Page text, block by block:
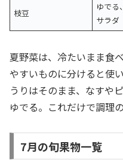
枝豆
ゆでる
サラダ
夏野菜は、冷たいまま食
やすいものに分けると使
うりはそのまま、なすや
ゆでる。これだけで調理
7月の旬果物一覧